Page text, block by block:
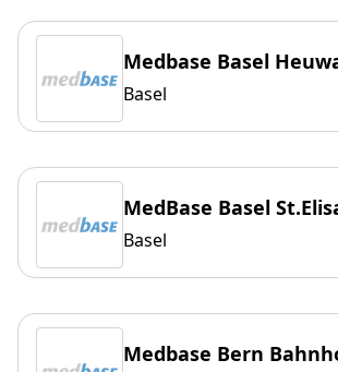
Medbase Basel
Basel
MedBase Basel
Basel
Medbase Bern